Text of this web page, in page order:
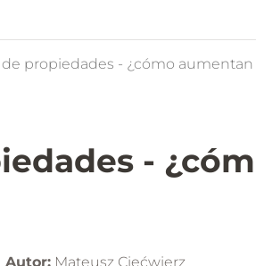
propiedades - ¿cómo aumentan
-
Autor: Mateusz Ciećwierz